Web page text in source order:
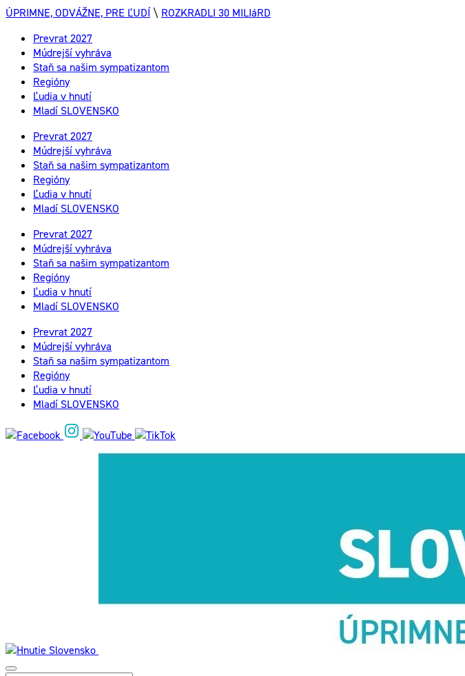
ÚPRIMNE, ODVÁŽNE, PRE ĽUDÍ \ ROZKRADLI 30 MILIáRD
Prevrat 2027
Múdrejší vyhráva
Staň sa našim sympatizantom
Regióny
Ľudia v hnutí
Mladí SLOVENSKO
Prevrat 2027
Múdrejší vyhráva
Staň sa našim sympatizantom
Regióny
Ľudia v hnutí
Mladí SLOVENSKO
Prevrat 2027
Múdrejší vyhráva
Staň sa našim sympatizantom
Regióny
Ľudia v hnutí
Mladí SLOVENSKO
Prevrat 2027
Múdrejší vyhráva
Staň sa našim sympatizantom
Regióny
Ľudia v hnutí
Mladí SLOVENSKO